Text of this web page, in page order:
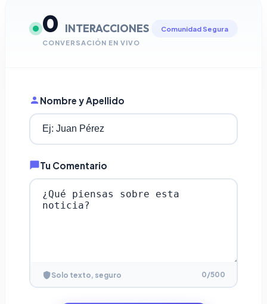
0 INTERACCIONES
CONVERSACIÓN EN VIVO
Comunidad Segura
Nombre y Apellido
Tu Comentario
Solo texto, seguro 0/500